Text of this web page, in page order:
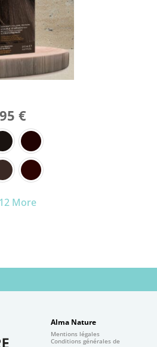
€
More
Alma Nature
Mentions légales
Conditions générales de